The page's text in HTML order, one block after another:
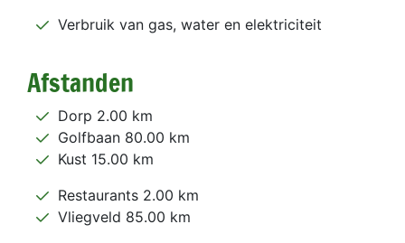
Verbruik van gas, water en elektriciteit
Afstanden
Dorp 2.00 km
Golfbaan 80.00 km
Kust 15.00 km
Restaurants 2.00 km
Vliegveld 85.00 km